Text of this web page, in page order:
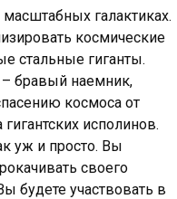
галактиках.
космические
стальные гиганты.
бравый наемник,
космоса от
исполинов.
уж и просто. Вы
своего
будете участвовать в